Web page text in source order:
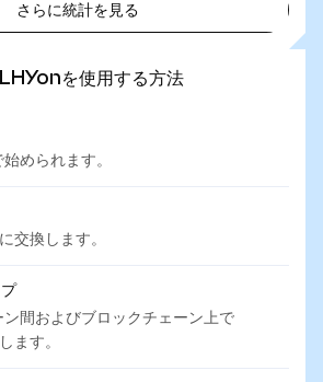
さらに統計を見る
を使用する方法
められます。
交換します。
ン間およびブロックチェーン上で
ます。